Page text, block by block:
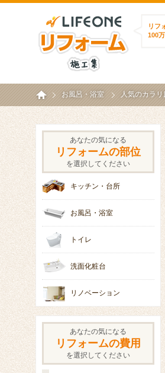
リフ
100
ホームお風呂・浴室 人気のカラ
あなたの気になる
リフォームの部位
を選択してください
キッチン・台所
お風呂・浴室
トイレ
洗面化粧台
リノベーション
あなたの気になる
リフォームの費用
を選択してください